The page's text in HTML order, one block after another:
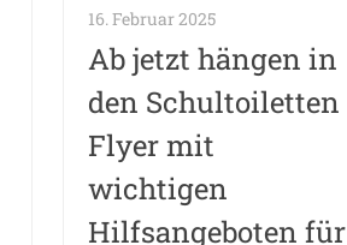
16. Februar 2025
Ab jetzt hängen in
den Schultoiletten
Flyer mit
wichtigen
Hilfsangeboten für